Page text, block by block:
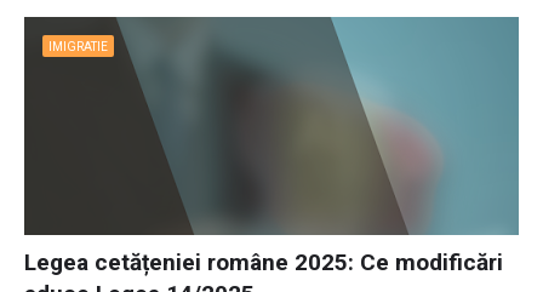
IMIGRATIE
Legea cetățeniei române 2025: Ce modificări